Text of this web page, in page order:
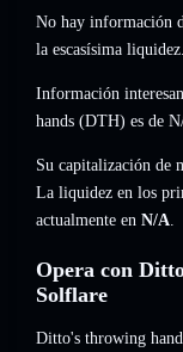
No hay información
la escasísima liquidez.
Información
hands (DTH) es de
Su capitalización de
La liquidez en los
actualmente en N/A.
Opera con
Solflare
Ditto's throwing